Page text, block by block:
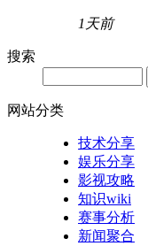
1天前
搜索
网站分类
技术分享
娱乐分享
影视攻略
知识wiki
赛事分析
新闻聚合